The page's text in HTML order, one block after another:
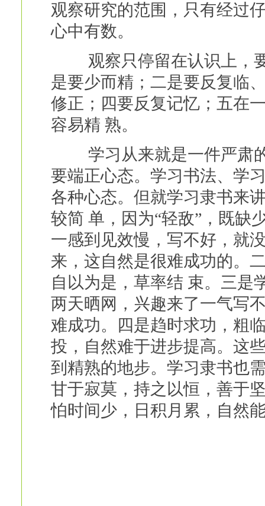
观察研究的范围，只有经过
心中有数。
观察只停留在认识上，要
是要少而精；二是要反复临
修正；四要反复记忆；五在
容易精 熟。
学习从来就是一件严肃的
要端正心态。学习书法、学
各种心态。但就学习隶书来
较简 单，因为“轻敌”，既缺
一感到见效慢，写不好，就
来，这自然是很难成功的。
自以为是，草率结 束。三是
两天晒网，兴趣来了一气写
难成功。四是趋时求功，粗
投，自然难于进步提高。这
到精熟的地步。学习隶书也
甘于寂莫，持之以恒，善于
怕时间少，日积月累，自然